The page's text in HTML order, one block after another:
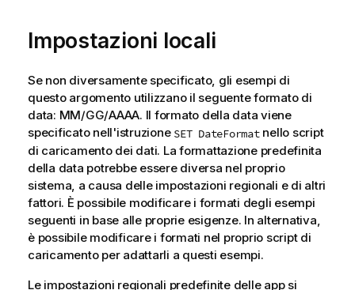
Impostazioni locali
Se non diversamente specificato, gli esempi di
questo argomento utilizzano il seguente formato di
data: MM/GG/AAAA. Il formato della data viene
specificato nell'istruzione SET DateFormatnello script
di caricamento dei dati. La formattazione predefinita
della data potrebbe essere diversa nel proprio
sistema, a causa delle impostazioni regionali e di altri
fattori. È possibile modificare i formati degli esempi
seguenti in base alle proprie esigenze. In alternativa,
è possibile modificare i formati nel proprio script di
caricamento per adattarli a questi esempi.
Le impostazioni regionali predefinite delle app si